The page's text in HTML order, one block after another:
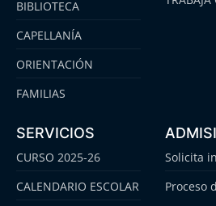
BIBLIOTECA
CAPELLANÍA
ORIENTACIÓN
FAMILIAS
SERVICIOS
CURSO 2025-26
CALENDARIO ESCOLAR
Solicita
Proceso